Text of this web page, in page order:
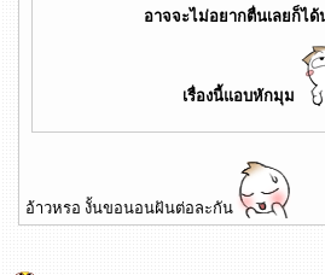
อาจจะไม่อยากตื่นเลยก็ไ
เรื่องนี้แอบหักมุม
อ้าวหรอ งั้นขอนอนฝันต่อละกัน